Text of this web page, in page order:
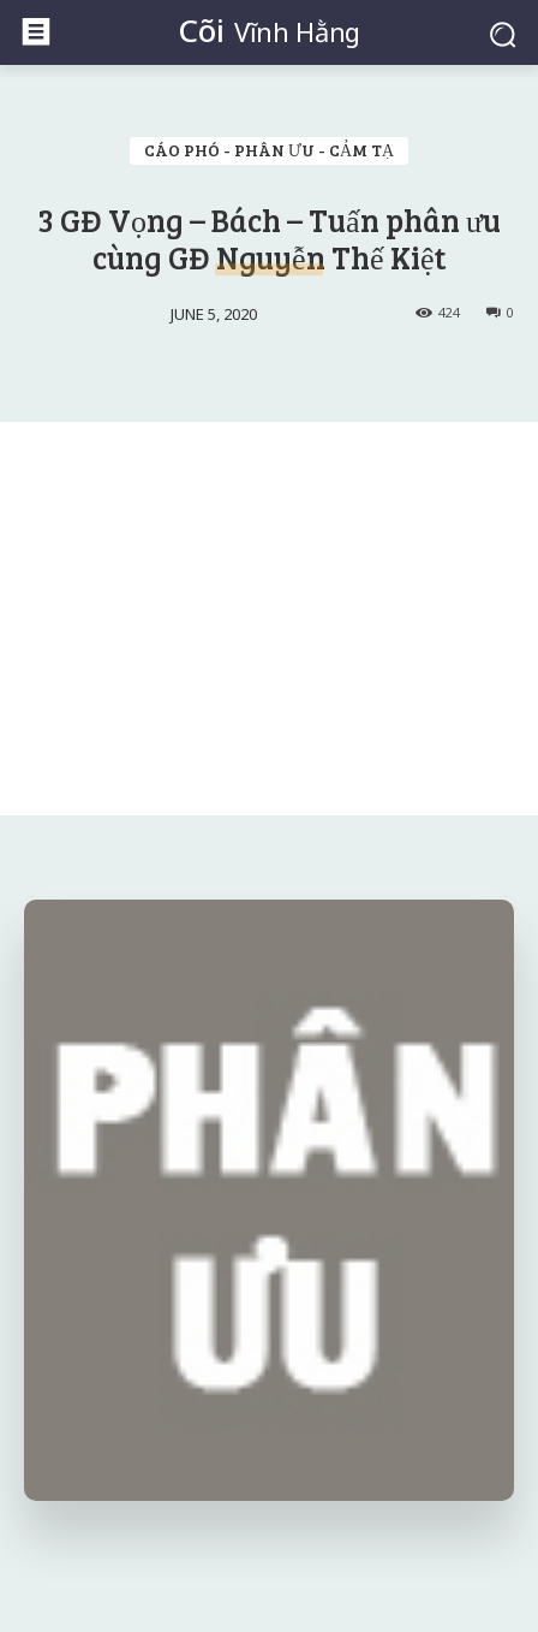
Cõi Vĩnh Hằng
CÁO PHÓ - PHÂN ƯU - CẢM TẠ
3 GĐ Vọng – Bách – Tuấn phân ưu
cùng GĐ Nguyễn Thế Kiệt
JUNE 5, 2020 0
424